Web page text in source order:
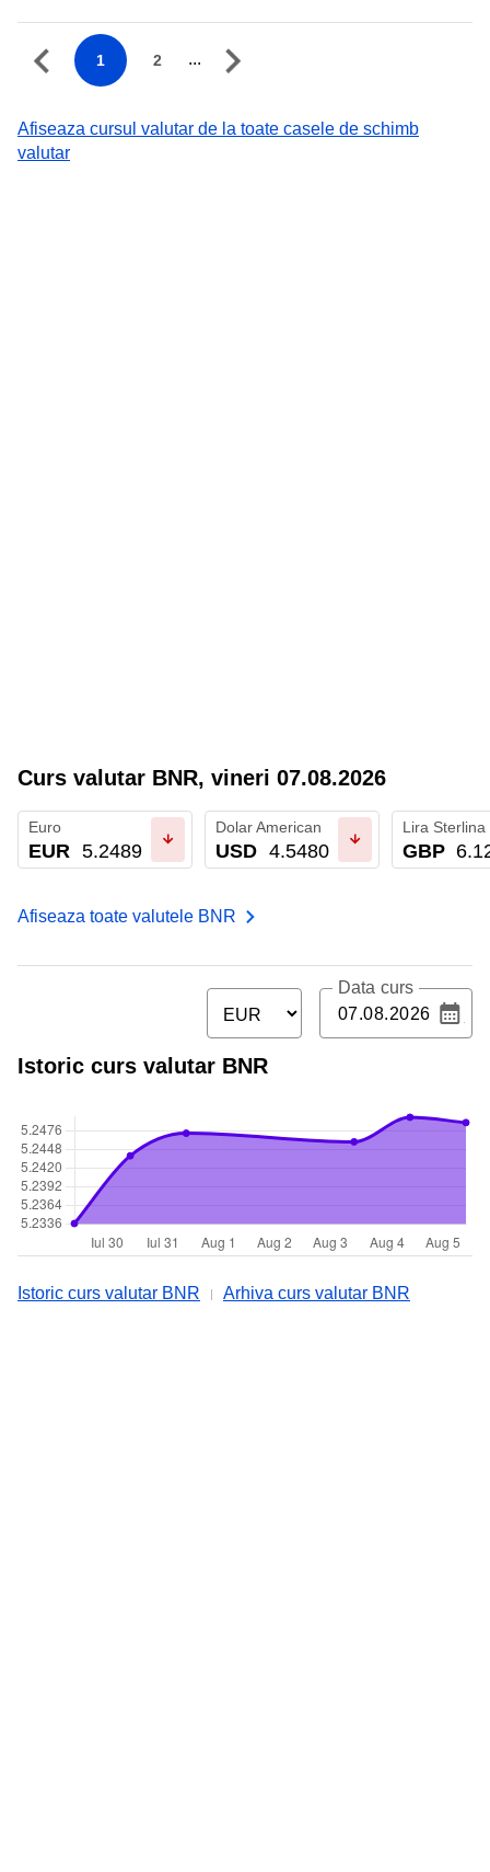
1 2 ...
Afiseaza cursul valutar de la toate casele de schimb
valutar
Curs valutar BNR, vineri 07.08.2026
Euro
EUR 5.2489
Dolar American
USD 4.5480
Lira Sterlina
GBP
Afiseaza toate valutele BNR
Data curs
Istoric curs valutar BNR
Istoric curs valutar BNR Arhiva curs valutar BNR